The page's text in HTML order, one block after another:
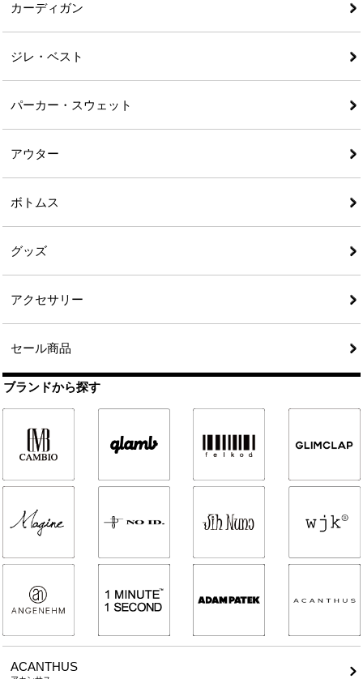
カーディガン
ジレ・ベスト
パーカー・スウェット
アウター
ボトムス
グッズ
アクセサリー
セール商品
ブランドから探す
ACANTHUS